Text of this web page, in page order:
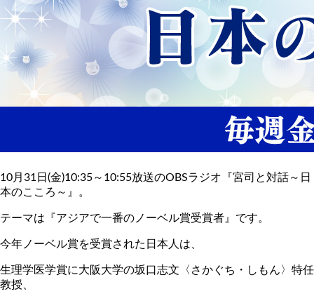
10月31日(金)10:35～10:55放送のOBSラジオ『宮司と対話～日
本のこころ～』。
テーマは『アジアで一番のノーベル賞受賞者』です。
今年ノーベル賞を受賞された日本人は、
生理学医学賞に大阪大学の坂口志文〈さかぐち・しもん〉特任
教授、